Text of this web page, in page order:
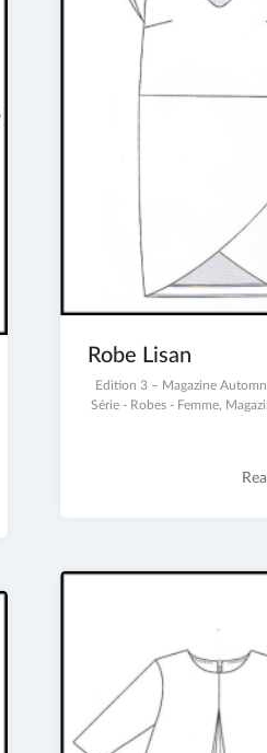
Robe Lisan
23
juin
Edition 3 – Magazine
Série - Robes - Femme,